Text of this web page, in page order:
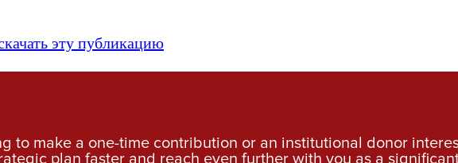
эту публикацию
to make a one-time contribution or an institutional donor
plan faster and reach even further with you as a